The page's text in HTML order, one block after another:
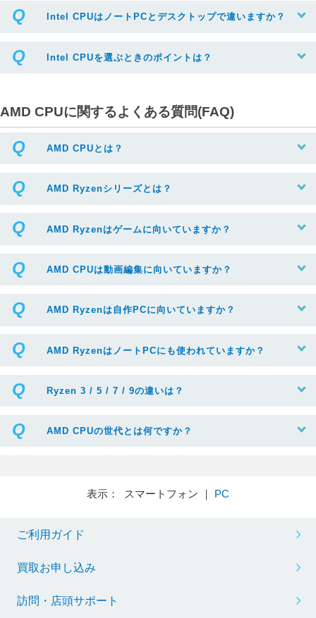
Intel CPUはノートPCとデスクトップで違いますか？
Intel CPUを選ぶときのポイントは？
AMD CPUに関するよくある質問(FAQ)
AMD CPUとは？
AMD Ryzenシリーズとは？
AMD Ryzenはゲームに向いていますか？
AMD CPUは動画編集に向いていますか？
AMD Ryzenは自作PCに向いていますか？
AMD RyzenはノートPCにも使われていますか？
Ryzen 3 / 5 / 7 / 9の違いは？
AMD CPUの世代とは何ですか？
表示： スマートフォン ｜ PC
ご利用ガイド
買取お申し込み
訪問・店頭サポート